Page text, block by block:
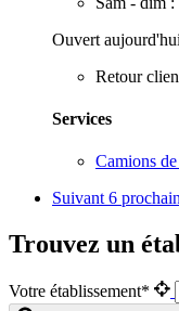
Ouvert
Retour
Services
Camions
Suivant 6
Trouvez un
Votre établissement*